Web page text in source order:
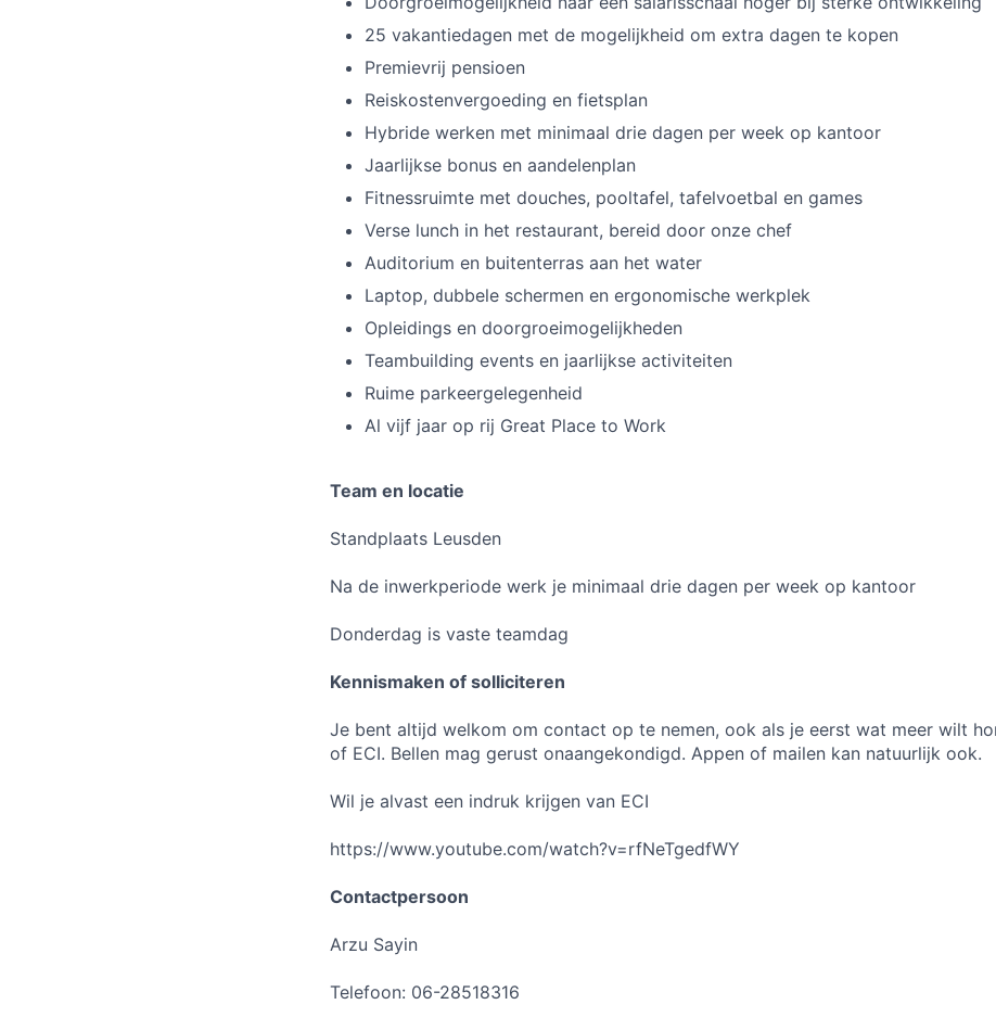
25 vakantiedagen met de mogelijkheid om extra dagen te kopen
Premievrij pensioen
Reiskostenvergoeding en fietsplan
Hybride werken met minimaal drie dagen per week op kantoor
Jaarlijkse bonus en aandelenplan
Fitnessruimte met douches, pooltafel, tafelvoetbal en games
Verse lunch in het restaurant, bereid door onze chef
Auditorium en buitenterras aan het water
Laptop, dubbele schermen en ergonomische werkplek
Opleidings en doorgroeimogelijkheden
Teambuilding events en jaarlijkse activiteiten
Ruime parkeergelegenheid
Al vijf jaar op rij Great Place to Work
Team en locatie
Standplaats Leusden
Na de inwerkperiode werk je minimaal drie dagen per week op kantoor
Donderdag is vaste teamdag
Kennismaken of solliciteren
Je bent altijd welkom om contact op te nemen, ook als je eerst wat meer wilt
of ECI. Bellen mag gerust onaangekondigd. Appen of mailen kan natuurlijk ook.
Wil je alvast een indruk krijgen van ECI
https://www.youtube.com/watch?v=rfNeTgedfWY
Contactpersoon
Arzu Sayin
Telefoon: 06-28518316